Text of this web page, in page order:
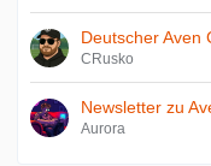
Deutscher Aven
CRusko
Newsletter zu
Aurora